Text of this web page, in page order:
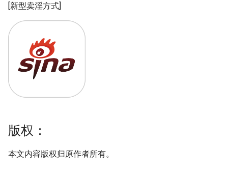
[新型卖淫方式]
版权：
本文内容版权归原作者所有。